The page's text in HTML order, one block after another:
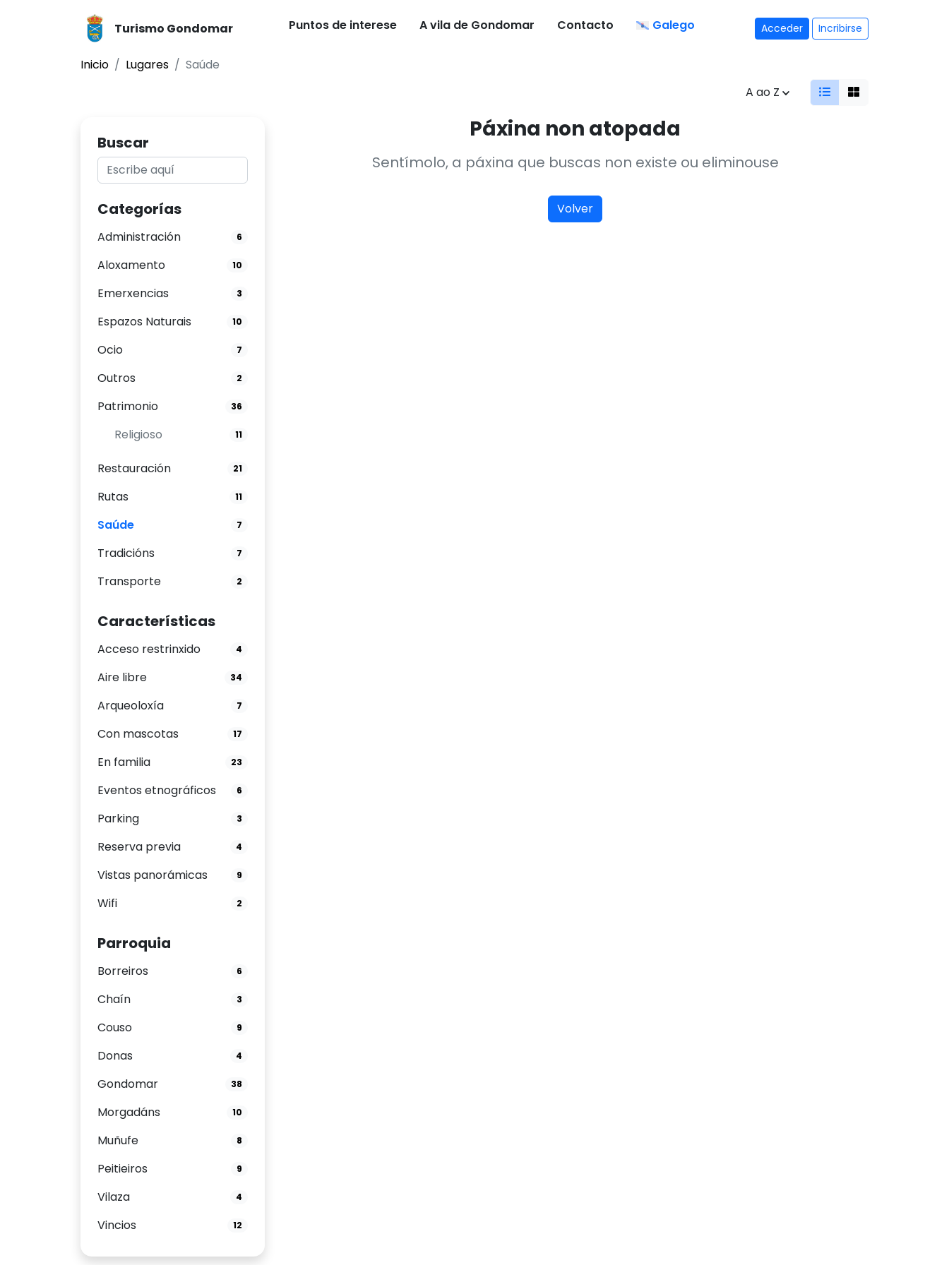
Turismo Gondomar Puntos de interese A vila de Gondomar Contacto Galego Acceder Incribirse
Inicio Lugares
Saúde
A ao Z
Buscar
Categorías
Administración 6
Aloxamento 10
Emerxencias 3
Espazos Naturais 10
Ocio 7
Outros 2
Patrimonio 36
Religioso 11
Restauración 21
Rutas 11
Saúde 7
Tradicións 7
Transporte 2
Características
Acceso restrinxido 4
Aire libre 34
Arqueoloxía 7
Con mascotas 17
En familia 23
Eventos etnográficos 6
Parking 3
Reserva previa 4
Vistas panorámicas 9
Wifi 2
Parroquia
Borreiros 6
Chaín 3
Couso 9
Donas 4
Gondomar 38
Morgadáns 10
Muñufe 8
Peitieiros 9
Vilaza 4
Vincios 12
Páxina non atopada
Sentímolo, a páxina que buscas non existe ou eliminouse
Volver